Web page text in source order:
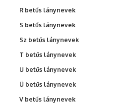
R betűs lánynevek
S betűs lánynevek
Sz betűs lánynevek
T betűs lánynevek
U betűs lánynevek
Ü betűs lánynevek
V betűs lánynevek